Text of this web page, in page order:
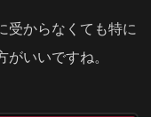
受からなくても特に
いいですね。